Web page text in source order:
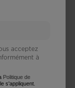
acceptez
à
Politique de
s'appliquent.